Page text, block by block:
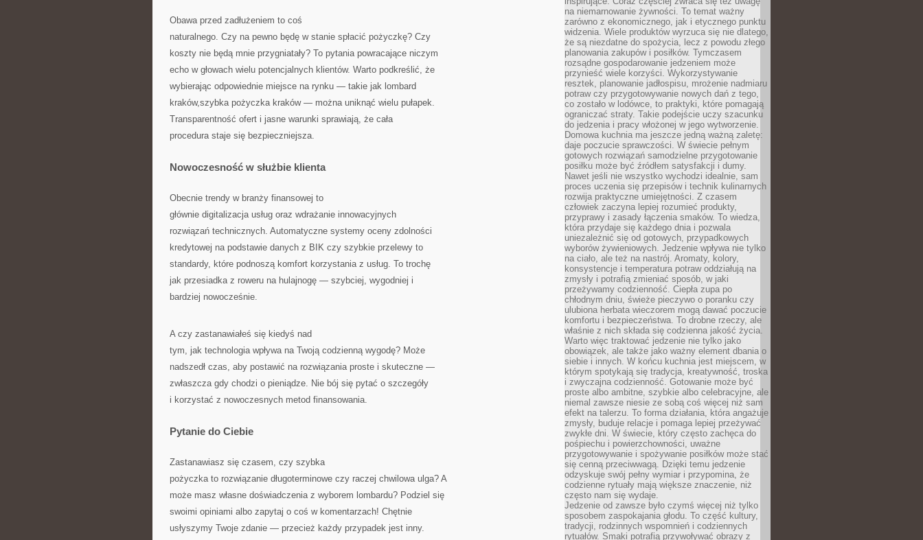
Obawa przed zadłużeniem to coś
naturalnego. Czy na pewno będę w stanie spłacić pożyczkę? Czy
koszty nie będą mnie przygniatały? To pytania powracające niczym
echo w głowach wielu potencjalnych klientów. Warto podkreślić, że
wybierając odpowiednie miejsce na rynku — takie jak lombard
kraków,szybka pożyczka kraków — można uniknąć wielu pułapek.
Transparentność ofert i jasne warunki sprawiają, że cała
procedura staje się bezpieczniejsza.
Nowoczesność w służbie klienta
Obecnie trendy w branży finansowej to
głównie digitalizacja usług oraz wdrażanie innowacyjnych
rozwiązań technicznych. Automatyczne systemy oceny zdolności
kredytowej na podstawie danych z BIK czy szybkie przelewy to
standardy, które podnoszą komfort korzystania z usług. To trochę
jak przesiadka z roweru na hulajnogę — szybciej, wygodniej i
bardziej nowocześnie.
A czy zastanawiałeś się kiedyś nad
tym, jak technologia wpływa na Twoją codzienną wygodę? Może
nadszedł czas, aby postawić na rozwiązania proste i skuteczne —
zwłaszcza gdy chodzi o pieniądze. Nie bój się pytać o szczegóły
i korzystać z nowoczesnych metod finansowania.
Pytanie do Ciebie
Zastanawiasz się czasem, czy szybka
pożyczka to rozwiązanie długoterminowe czy raczej chwilowa ulga? A
może masz własne doświadczenia z wyborem lombardu? Podziel się
swoimi opiniami albo zapytaj o coś w komentarzach! Chętnie
usłyszymy Twoje zdanie — przecież każdy przypadek jest inny.
na niemarnowanie żywności. To temat ważny
zarówno z ekonomicznego, jak i etycznego punktu
widzenia. Wiele produktów wyrzuca się nie dlatego,
że są niezdatne do spożycia, lecz z powodu złego
planowania zakupów i posiłków. Tymczasem
rozsądne gospodarowanie jedzeniem może
przynieść wiele korzyści. Wykorzystywanie
resztek, planowanie jadłospisu, mrożenie nadmiaru
potraw czy przygotowywanie nowych dań z tego,
co zostało w lodówce, to praktyki, które pomagają
ograniczać straty. Takie podejście uczy szacunku
do jedzenia i pracy włożonej w jego wytworzenie.
Domowa kuchnia ma jeszcze jedną ważną zaletę:
daje poczucie sprawczości. W świecie pełnym
gotowych rozwiązań samodzielne przygotowanie
posiłku może być źródłem satysfakcji i dumy.
Nawet jeśli nie wszystko wychodzi idealnie, sam
proces uczenia się przepisów i technik kulinarnych
rozwija praktyczne umiejętności. Z czasem
człowiek zaczyna lepiej rozumieć produkty,
przyprawy i zasady łączenia smaków. To wiedza,
która przydaje się każdego dnia i pozwala
uniezależnić się od gotowych, przypadkowych
wyborów żywieniowych. Jedzenie wpływa nie tylko
na ciało, ale też na nastrój. Aromaty, kolory,
konsystencje i temperatura potraw oddziałują na
zmysły i potrafią zmieniać sposób, w jaki
przeżywamy codzienność. Ciepła zupa po
chłodnym dniu, świeże pieczywo o poranku czy
ulubiona herbata wieczorem mogą dawać poczucie
komfortu i bezpieczeństwa. To drobne rzeczy, ale
właśnie z nich składa się codzienna jakość życia.
Warto więc traktować jedzenie nie tylko jako
obowiązek, ale także jako ważny element dbania o
siebie i innych. W końcu kuchnia jest miejscem, w
którym spotykają się tradycja, kreatywność, troska
i zwyczajna codzienność. Gotowanie może być
proste albo ambitne, szybkie albo celebracyjne, ale
niemal zawsze niesie ze sobą coś więcej niż sam
efekt na talerzu. To forma działania, która angażuje
zmysły, buduje relacje i pomaga lepiej przeżywać
zwykłe dni. W świecie, który często zachęca do
pośpiechu i powierzchowności, uważne
przygotowywanie i spożywanie posiłków może stać
się cenną przeciwwagą. Dzięki temu jedzenie
odzyskuje swój pełny wymiar i przypomina, że
codzienne rytuały mają większe znaczenie, niż
często nam się wydaje.
Jedzenie od zawsze było czymś więcej niż tylko
sposobem zaspokajania głodu. To część kultury,
tradycji, rodzinnych wspomnień i codziennych
rytuałów. Smaki potrafią przywoływać obrazy z